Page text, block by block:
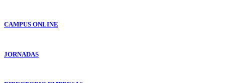
CAMPUS ONLINE
JORNADAS